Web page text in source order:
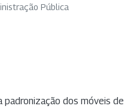
Pública
padronização dos móveis de